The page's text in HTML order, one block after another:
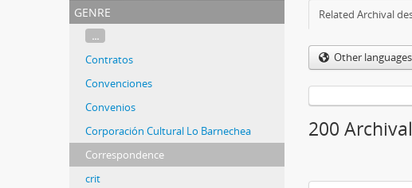
genre
...
Contratos
Convenciones
Convenios
Corporación Cultural Lo Barnechea
Correspondence
crit
Related Archival
Other
200